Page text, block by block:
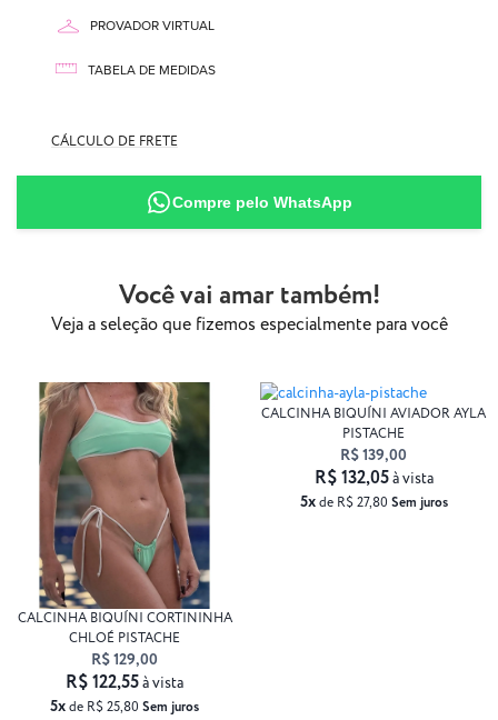
90% Poliamida
10% Elastano
PROVADOR VIRTUAL
TABELA DE MEDIDAS
CÁLCULO DE FRETE
Compre pelo WhatsApp
Você vai amar também!
Veja a seleção que fizemos especialmente para você
CALCINHA BIQUÍNI CORTININHA
CHLOÉ PISTACHE
R$ 129,00
5xde R$ 25,80 Sem juros
R$ 122,55à vista
CALCINHA BIQUÍNI AVIADOR AYLA
PISTACHE
R$ 139,00
5xde R$ 27,80 Sem juros
R$ 132,05à vista